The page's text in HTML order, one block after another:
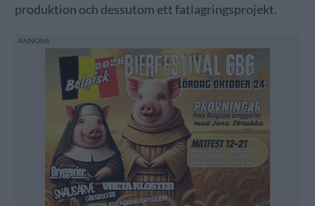
produktion och dessutom ett fatlagringsprojekt.